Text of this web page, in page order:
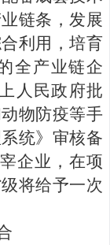
链条，发展
利用，培育
全产业链企
人民政府批
物防疫等手
统》审核备
企业， 在项
将给予一次